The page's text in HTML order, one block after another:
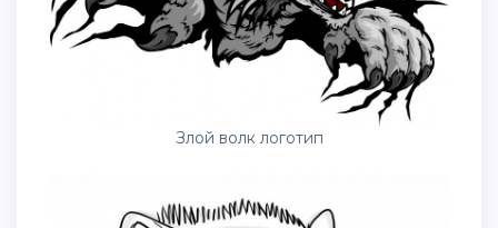
Злой волк логотип